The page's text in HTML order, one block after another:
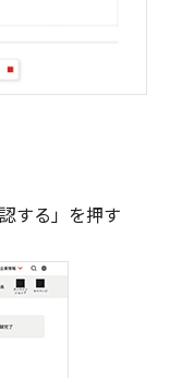
する」を押す